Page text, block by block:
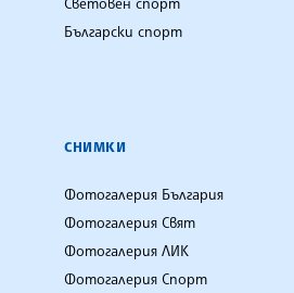
Български спорт
СНИМКИ
Фотогалерия България
Фотогалерия Свят
Фотогалерия ЛИК
Фотогалерия Спорт